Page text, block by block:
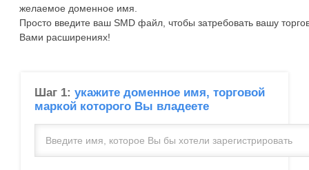
желаемое доменное имя.
Просто введите ваш SMD файл, чтобы затребовать вашу
Вами расширениях!
Шаг 1: укажите доменное имя, торговой
маркой которого Вы владеете